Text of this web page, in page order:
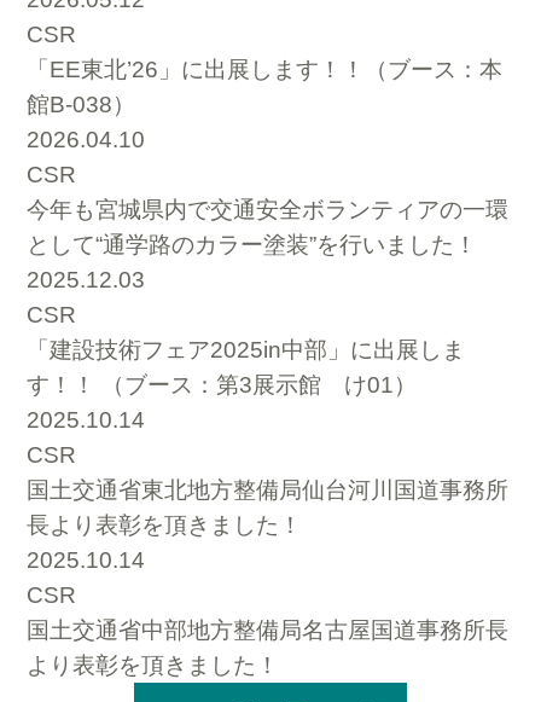
CSR
「EE東北’26」に出展します！！（ブース：本
館B-038）
2026.04.10
CSR
今年も宮城県内で交通安全ボランティアの一環
として“通学路のカラー塗装”を行いました！
2025.12.03
CSR
「建設技術フェア2025in中部」に出展しま
す！！ （ブース：第3展示館 け01）
2025.10.14
CSR
国土交通省東北地方整備局仙台河川国道事務所
長より表彰を頂きました！
2025.10.14
CSR
国土交通省中部地方整備局名古屋国道事務所長
より表彰を頂きました！